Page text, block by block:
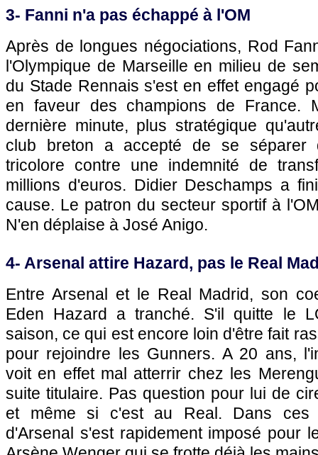
3- Fanni n'a pas échappé à l'OM
Après de longues négociations, Rod
l'Olympique de Marseille en milieu de
du Stade Rennais s'est en effet engagé
en faveur des champions de France.
dernière minute, plus stratégique
club breton a accepté de se séparer
tricolore contre une indemnité de
millions d'euros. Didier Deschamps a
cause. Le patron du secteur sportif à
N'en déplaise à José Anigo.
4- Arsenal attire Hazard, pas le Real
Entre Arsenal et le Real Madrid, son
Eden Hazard a tranché. S'il quitte le
saison, ce qui est encore loin d'être fait
pour rejoindre les Gunners. A 20 ans,
voit en effet mal atterrir chez les
suite titulaire. Pas question pour lui de
et même si c'est au Real. Dans ces
d'Arsenal s'est rapidement imposé pour